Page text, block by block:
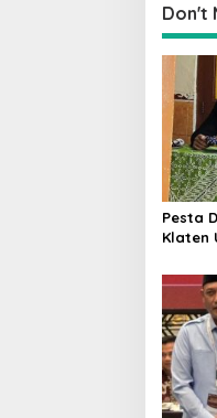
Don't
Pesta
Klaten
Kemiri